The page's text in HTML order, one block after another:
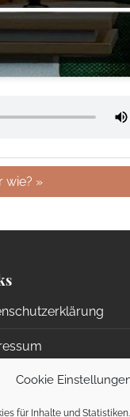
Cookie
für Inhalte und Statistiken.
wie? »
(intern)